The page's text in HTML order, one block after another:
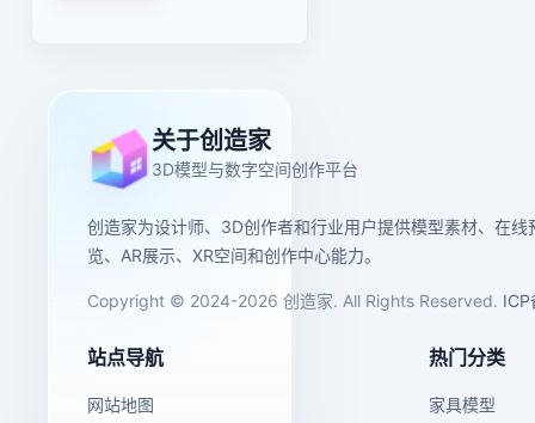
关于创造家
3D模型与数字空间创作平台
创造家为设计师、3D创作者和行业用户提供模型素材、在线
览、AR展示、XR空间和创作中心能力。
Copyright © 2024-2026 创造家. All Rights Reserved. ICP
站点导航
网站地图
热门分类
家具模型